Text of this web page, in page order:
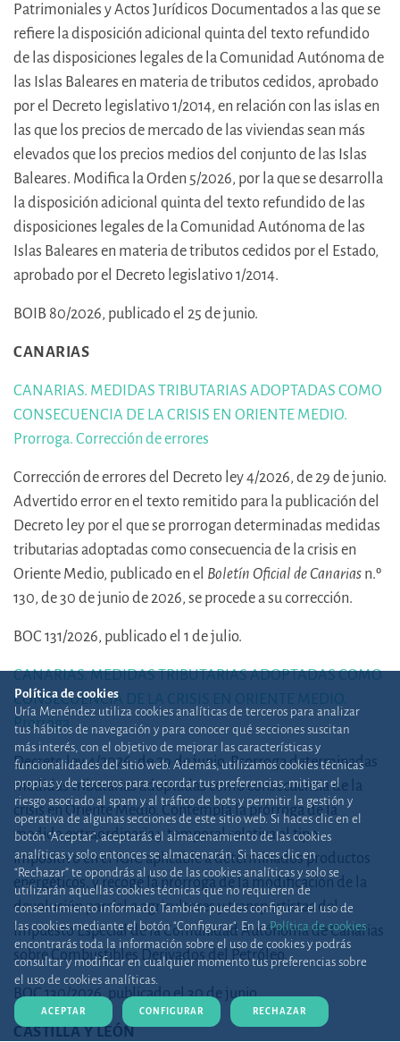
Patrimoniales y Actos Jurídicos Documentados a las que se
refiere la disposición adicional quinta del texto refundido
de las disposiciones legales de la Comunidad Autónoma de
las Islas Baleares en materia de tributos cedidos, aprobado
por el Decreto legislativo 1/2014, en relación con las islas en
las que los precios de mercado de las viviendas sean más
elevados que los precios medios del conjunto de las Islas
Baleares. Modifica la Orden 5/2026, por la que se desarrolla
la disposición adicional quinta del texto refundido de las
disposiciones legales de la Comunidad Autónoma de las
Islas Baleares en materia de tributos cedidos por el Estado,
aprobado por el Decreto legislativo 1/2014.
BOIB 80/2026, publicado el 25 de junio.
CANARIAS
CANARIAS. MEDIDAS TRIBUTARIAS ADOPTADAS COMO
CONSECUENCIA DE LA CRISIS EN ORIENTE MEDIO.
Prorroga. Corrección de errores
Corrección de errores del Decreto ley 4/2026, de 29 de junio.
Advertido error en el texto remitido para la publicación del
Decreto ley por el que se prorrogan determinadas medidas
tributarias adoptadas como consecuencia de la crisis en
Oriente Medio, publicado en el Boletín Oficial de Canarias n.º
130, de 30 de junio de 2026, se procede a su corrección.
BOC 131/2026, publicado el 1 de julio.
CANARIAS. MEDIDAS TRIBUTARIAS ADOPTADAS COMO
CONSECUENCIA DE LA CRISIS EN ORIENTE MEDIO.
Prorroga
Decreto ley 4/2026, de 29 de junio. Prorroga determinadas
medidas tributarias adoptadas como consecuencia de la
crisis en Oriente Medio. Contempla la prórroga de la
medida extraordinaria y temporal relativa al tipo
impositivo en el IGIC aplicable a determinados productos
energéticos, y recoge la prórroga de la modificación de la
devolución parcial a agricultores y transportistas del
Impuesto Especial de la Comunidad Autónoma de Canarias
sobre Combustibles Derivados del Petróleo.
BOC 130/2026, publicado el 30 de junio.
CASTILLA Y LEÓN
Política de cookies
Uría Menéndez utiliza cookies analíticas de terceros para analizar
tus hábitos de navegación y para conocer qué secciones suscitan
más interés, con el objetivo de mejorar las características y
funcionalidades del sitio web. Además, utilizamos cookies técnicas
propias y de terceros para recordar tus preferencias, mitigar el
riesgo asociado al spam y al tráfico de bots y permitir la gestión y
operativa de algunas secciones de este sitio web. Si haces clic en el
botón "Aceptar", aceptarás el almacenamiento de las cookies
analíticas y solo entonces se almacenarán. Si haces clic en
“Rechazar” te opondrás al uso de las cookies analíticas y solo se
utilizarán aquellas cookies técnicas que no requieren de
consentimiento informado. También puedes configurar el uso de
las cookies mediante el botón "Configurar". En laPolítica de cookies
encontrarás toda la información sobre el uso de cookies y podrás
consultar y modificar en cualquier momento tus preferencias sobre
el uso de cookies analíticas.
ACEPTAR CONFIGURAR RECHAZAR